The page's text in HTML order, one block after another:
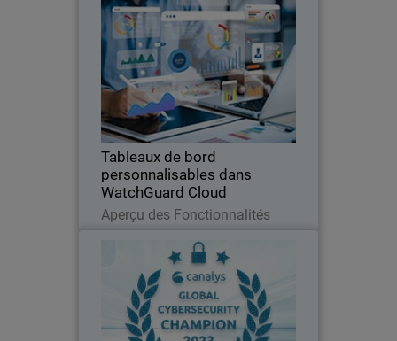
Thumbnail
Tableaux de bord
personnalisables dans
WatchGuard Cloud
Aperçu des Fonctionnalités
Tableaux de bord
personnalisables dans
WatchGuard Cloud
Body
Concentrez-vous sur l’efficacité et
personnalisez votre tableau de bord de
sécurité pour une visibilité sans avoir
besoin de licences supplémentaires.
Lire maintenant
WatchGuard désigné Champion
2023 de la cybersécurité
La matrice Global Cybersecurity
Leadership 2023 de Canalys honore